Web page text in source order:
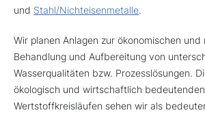
und Stahl/Nichteisenmetalle.
Wir planen Anlagen zur ökonomischen und
Behandlung und Aufbereitung von
Wasserqualitäten bzw. Prozesslösungen.
ökologisch und wirtschaftlich bedeutenden
Wertstoffkreisläufen sehen wir als